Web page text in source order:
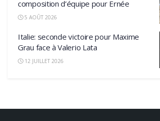
composition d’équipe pour Ernée
5 AOÛT 2026
Italie: seconde victoire pour Maxime
Grau face à Valerio Lata
12 JUILLET 2026